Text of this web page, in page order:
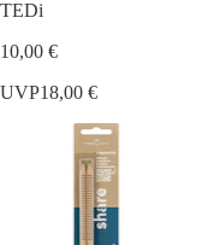
TEDi
10,00 €
UVP18,00 €